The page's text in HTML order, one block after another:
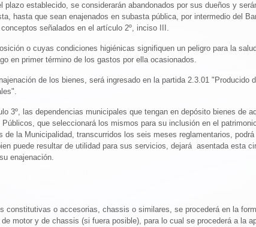
plazo establecido, se considerarán abandonados por sus dueños y
hasta que sean enajenados en subasta pública, por intermedio del
señalados en el artículo 2º, inciso III.
o cuyas condiciones higiénicas signifiquen un peligro para la
en primer término de los gastos por ella ocasionados.
de los bienes, será ingresado en la partida 2.3.01 "Producido
3º, las dependencias municipales que tengan en depósito bienes de
que seleccionará los mismos para su inclusión en el
de la Municipalidad, transcurridos los seis meses reglamentarios,
puede resultar de utilidad para sus servicios, dejará asentada esta
enajenación.
constitutivas o accesorias, chassis o similares, se procederá en la
motor y de chassis (si fuera posible), para lo cual se procederá a la